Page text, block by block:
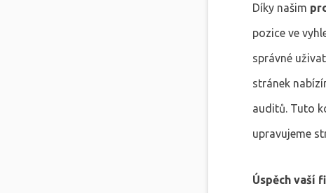
Díky našim
pozice ve
správné
stránek
auditů. Tuto
upravujeme
Úspěch vaší